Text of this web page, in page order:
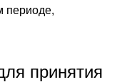
периоде,
принятия